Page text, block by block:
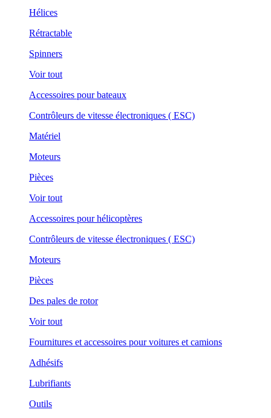
Hélices
Rétractable
Spinners
Voir tout
Accessoires pour bateaux
Contrôleurs de vitesse électroniques ( ESC)
Matériel
Moteurs
Pièces
Voir tout
Accessoires pour hélicoptères
Contrôleurs de vitesse électroniques ( ESC)
Moteurs
Pièces
Des pales de rotor
Voir tout
Fournitures et accessoires pour voitures et camions
Adhésifs
Lubrifiants
Outils